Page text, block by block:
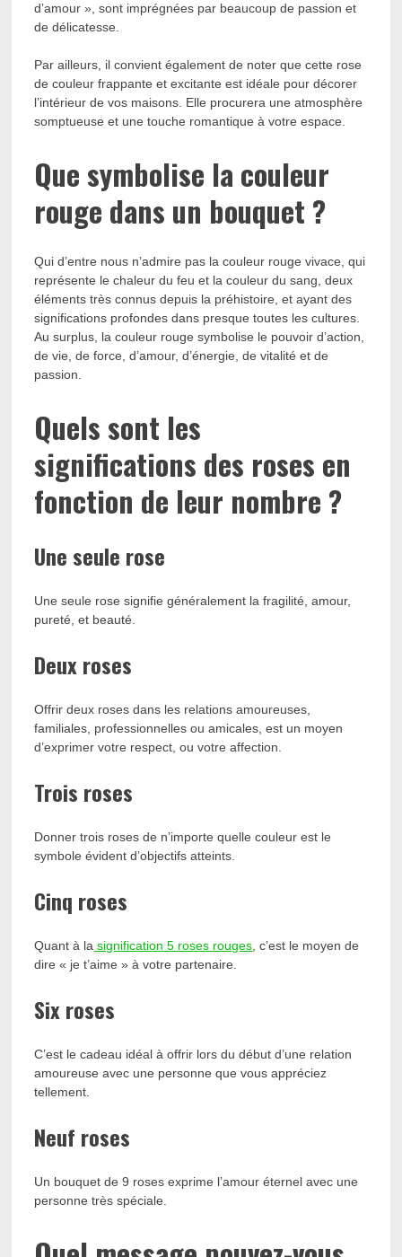
d’amour », sont imprégnées par beaucoup de passion et
de délicatesse.
Par ailleurs, il convient également de noter que cette rose
de couleur frappante et excitante est idéale pour décorer
l’intérieur de vos maisons. Elle procurera une atmosphère
somptueuse et une touche romantique à votre espace.
Que symbolise la couleur
rouge dans un bouquet ?
Qui d’entre nous n’admire pas la couleur rouge vivace, qui
représente le chaleur du feu et la couleur du sang, deux
éléments très connus depuis la préhistoire, et ayant des
significations profondes dans presque toutes les cultures.
Au surplus, la couleur rouge symbolise le pouvoir d’action,
de vie, de force, d’amour, d’énergie, de vitalité et de
passion.
Quels sont les
significations des roses en
fonction de leur nombre ?
Une seule rose
Une seule rose signifie généralement la fragilité, amour,
pureté, et beauté.
Deux roses
Offrir deux roses dans les relations amoureuses,
familiales, professionnelles ou amicales, est un moyen
d’exprimer votre respect, ou votre affection.
Trois roses
Donner trois roses de n’importe quelle couleur est le
symbole évident d’objectifs atteints.
Cinq roses
Quant à la signification 5 roses rouges , c’est le moyen de
dire « je t’aime » à votre partenaire.
Six roses
C’est le cadeau idéal à offrir lors du début d’une relation
amoureuse avec une personne que vous appréciez
tellement.
Neuf roses
Un bouquet de 9 roses exprime l’amour éternel avec une
personne très spéciale.